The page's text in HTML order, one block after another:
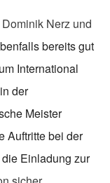
Dominik Nerz und
bereits gut
International
der
Meister
Auftritte bei der
Einladung zur